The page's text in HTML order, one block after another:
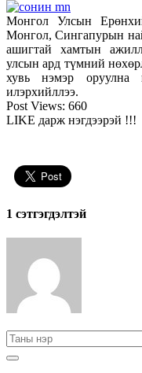
Монгол Улсын
Монгол, Сингапурын
ашигтай хамтын
улсын ард түмний
хувь нэмэр оруулна
илэрхийллээ.
Post Views: 660
LIKE дарж нэгдээрэй !!!
1 сэтгэгдэлтэй